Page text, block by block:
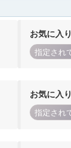
お気に入
指定され
お気に入
指定され